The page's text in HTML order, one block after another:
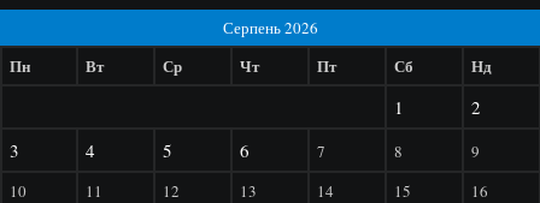
Серпень 2026
Пн Вт Ср Чт Пт Сб Нд
1
2
3
4 5 6 7 8
9
10
11 12 13 14 15
16